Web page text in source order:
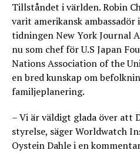
Tillståndet i världen. Robin
varit amerikansk
tidningen New York Journal
nu som chef för U.S Japan
Nations Association of the
en bred kunskap om
familjeplanering.
– Vi är väldigt glada över att
styrelse, säger Worldwatch
Oystein Dahle i en